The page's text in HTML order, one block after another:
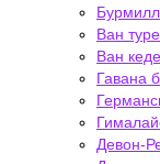
Ван
Ван
Гавана
Девон-